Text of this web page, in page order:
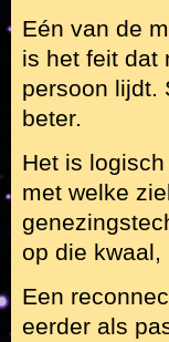
Eén van de
is het feit dat
persoon lijdt.
beter.
Het is
met welke
op die kwaal,
Een
eerder als